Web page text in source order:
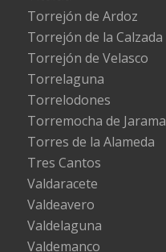
Torrejón de Ardoz
Torrejón de la Calzada
Torrejón de Velasco
Torrelaguna
Torrelodones
Torremocha de Jarama
Torres de la Alameda
Tres Cantos
Valdaracete
Valdeavero
Valdelaguna
Valdemanco